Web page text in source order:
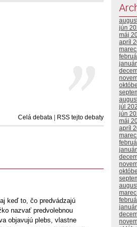
Celá debata | RSS tejto debaty
keď to, čo predvádzajú
nazvať predvolebnou
objavujú plebs, vlastne
jún
máj
apríl
júl
jún
máj
apríl